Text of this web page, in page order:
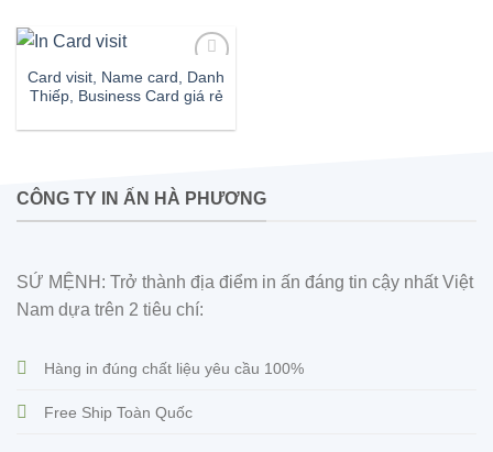
Card visit, Name card, Danh
Thiếp, Business Card giá rẻ
CÔNG TY IN ẤN HÀ PHƯƠNG
SỨ MỆNH: Trở thành địa điểm in ấn đáng tin cậy nhất Việt
Nam dựa trên 2 tiêu chí:
Hàng in đúng chất liệu yêu cầu 100%
Free Ship Toàn Quốc